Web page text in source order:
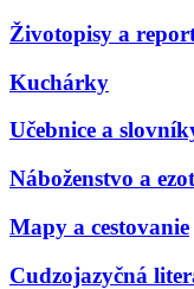
Životopisy a
Kuchárky
Učebnice a
Náboženstvo a
Mapy a cestovanie
Cudzojazyčná